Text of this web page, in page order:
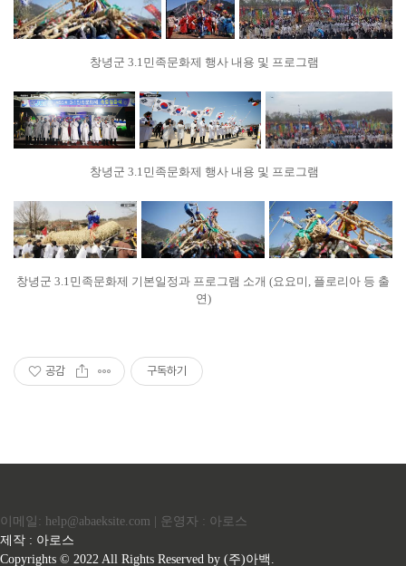
창녕군 3.1민족문화제 행사 내용 및 프로그램
창녕군 3.1민족문화제 행사 내용 및 프로그램
창녕군 3.1민족문화제 기본일정과 프로그램 소개 (요요미, 플로리아 등 출
연)
공감 구독하기
이메일: help@abaeksite.com | 운영자 : 아로스
제작 : 아로스
Copyrights © 2022 All Rights Reserved by (주)아백.